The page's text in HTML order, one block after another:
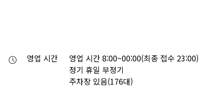
영업 시간
영업 시간 8:00~00:00(최종 접수 23:00)
정기 휴일 부정기
주차장 있음(176대)